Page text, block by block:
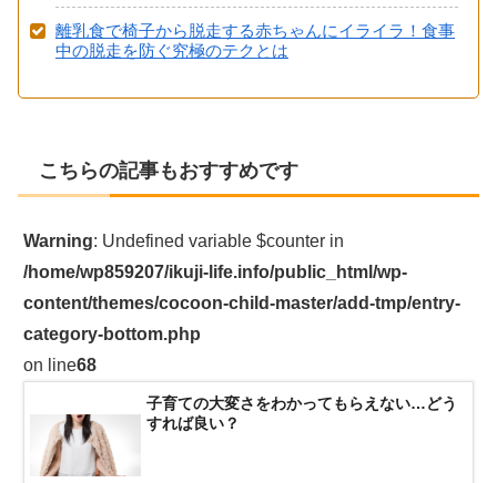
離乳食で椅子から脱走する赤ちゃんにイライラ！食事
中の脱走を防ぐ究極のテクとは
こちらの記事もおすすめです
Warning: Undefined variable $counter in
/home/wp859207/ikuji-life.info/public_html/wp-
content/themes/cocoon-child-master/add-tmp/entry-
category-bottom.php
on line68
子育ての大変さをわかってもらえない…どう
すれば良い？